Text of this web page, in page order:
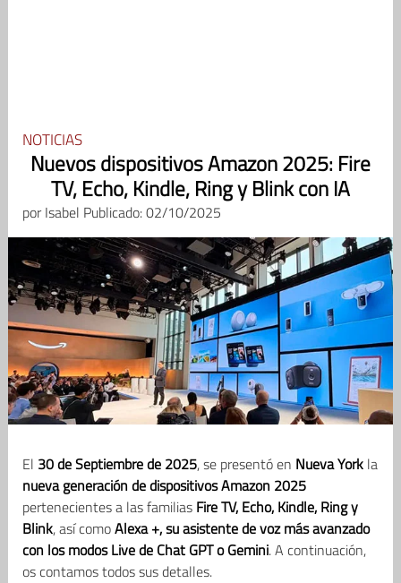
NOTICIAS
Nuevos dispositivos Amazon 2025: Fire
TV, Echo, Kindle, Ring y Blink con IA
porIsabel Publicado: 02/10/2025
El 30 de Septiembre de 2025, se presentó en Nueva Yorkla
nueva generación de dispositivos Amazon 2025
pertenecientes a las familias Fire TV, Echo, Kindle, Ring y
Blink, así comoAlexa +, su asistente de voz más avanzado
con los modos Live de Chat GPT o Gemini. A continuación,
os contamos todos sus detalles.